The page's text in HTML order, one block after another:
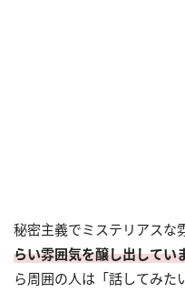
秘密主義でミステリアスな
らい雰囲気を醸し出してい
ら周囲の人は「話してみた